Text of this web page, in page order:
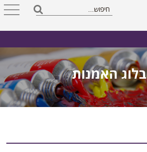
בלוג האמנות